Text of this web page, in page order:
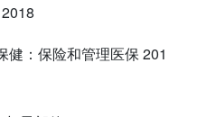
健：保险和管理医保 201